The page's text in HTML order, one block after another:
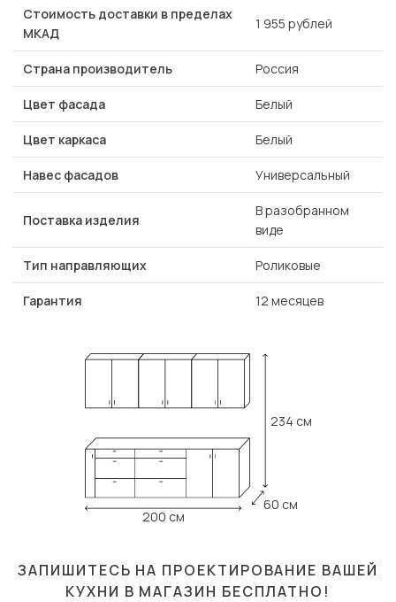
Стоимость доставки в пределах
МКАД
1 955 рублей
Страна производитель Россия
Цвет фасада Белый
Цвет каркаса Белый
Навес фасадов Универсальный
Поставка изделия
В разобранном
виде
Тип направляющих Роликовые
Гарантия 12 месяцев
200 см
234 см
60 см
ЗАПИШИТЕСЬ НА ПРОЕКТИРОВАНИЕ ВАШЕЙ
КУХНИ В МАГАЗИН БЕСПЛАТНО!